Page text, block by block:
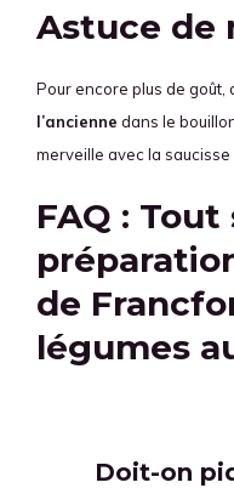
Astuce de
Pour encore plus de goût,
l’ancienne dans le
merveille avec la
FAQ :
de
légumes
Doit-on